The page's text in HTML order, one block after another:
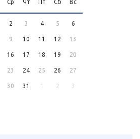
Ср Чт Пт Сб Вс
2 3 4 5 6
9 10 11 12 13
16 17 18 19 20
23 24 25 26 27
30 31 1 2 3